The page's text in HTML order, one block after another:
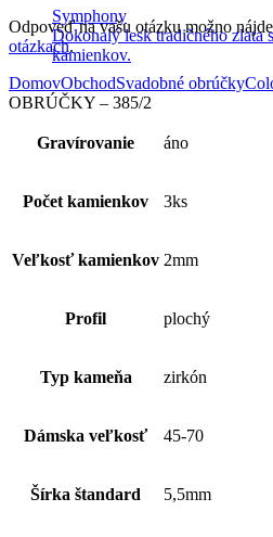
Symphony
Dokonalý lesk tradičného zlata
kamienkov.
Odpoveď na vašu otázku možno
otázkach.
DomovObchodSvadobné obrúčky
OBRÚČKY – 385/2
Gravírovanie áno
Počet kamienkov 3ks
Veľkosť kamienkov 2mm
Profil plochý
Typ kameňa zirkón
Dámska veľkosť 45-70
Šírka štandard 5,5mm